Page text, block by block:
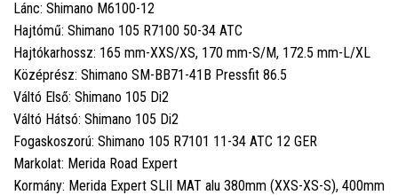
Lánc: Shimano M6100-12
Hajtómű: Shimano 105 R7100 50-34 ATC
Hajtókarhossz: 165 mm-XXS/XS, 170 mm-S/M, 172.5 mm-L/XL
Középrész: Shimano SM-BB71-41B Pressfit 86.5
Váltó Első: Shimano 105 Di2
Váltó Hátsó: Shimano 105 Di2
Fogaskoszorú: Shimano 105 R7101 11-34 ATC 12 GER
Markolat: Merida Road Expert
Kormány: Merida Expert SLII MAT alu 380mm (XXS-XS-S), 400mm